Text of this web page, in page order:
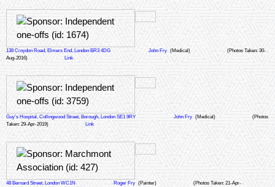
138 Croydon Road, Elmers End, London BR3 4DG John Fry (Medical)
(Photos Taken: 30-
Aug-2016)
Link
Guy's Hospital, Collingwood Street, Borough, London SE1 9RY John Fry (Medical)
(Photos
Taken: 29-Apr-2019)
Link
48 Bernard Street, London WC1N Roger Fry (Painter)
(Photos Taken: 21-Apr-